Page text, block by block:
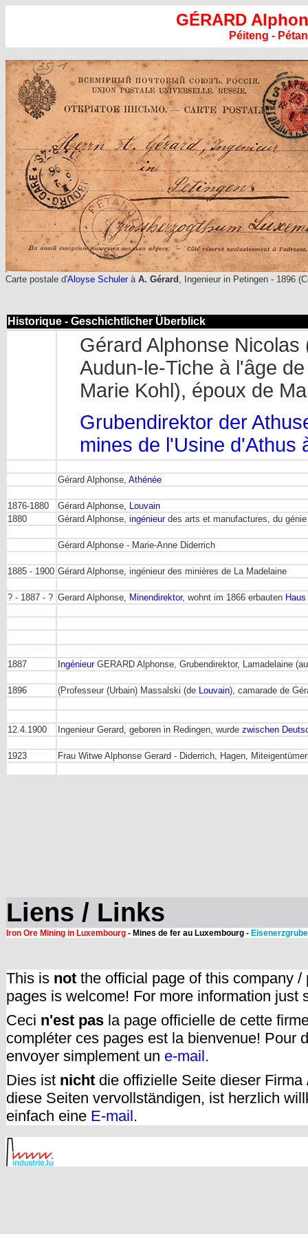
GÉRARD
Péiteng -
Carte postale d'Aloyse Schuler à A. Gérard , Ingenieur in Petingen - 1896
Historique - Geschichtlicher Überblick
Gérard Alphonse
Audun-le-Tiche à l'âge
Marie Kohl), époux de
Grubendirektor der
mines de l'Usine d'Athus
Gérard Alphonse, Athénée
1876-1880 Gérard Alphonse, Louvain
1880
Gérard Alphonse, ingénieurdes arts et manufactures, du
Gérard Alphonse - Marie-Anne Diderrich
1885 - 1900 Gérard Alphonse, ingénieur des minières de La Madelaine
? - 1887 - ? Gerard Alphonse, Minendirektor, wohnt im 1866 erbauten Haus
1887 IngénieurGERARD Alphonse, Grubendirektor, Lamadelaine
1896 (Professeur (Urbain) Massalski (de Louvain), camarade de
12.4.1900 Ingenieur Gerard, geboren in Redingen, wurde zwischen
1923 Frau Witwe Alphonse Gerard - Diderrich, Hagen,
Liens / Links
Iron Ore Mining in Luxembourg - Mines de fer au Luxembourg -
This is not the official page of this company
pages is welcome! For more information just
Ceci n'est pas la page officielle de cette
compléter ces pages est la bienvenue! Pour
envoyer simplement un e-mail.
Dies ist nicht die offizielle Seite dieser
diese Seiten vervollständigen, ist herzlich
einfach eine E-mail.